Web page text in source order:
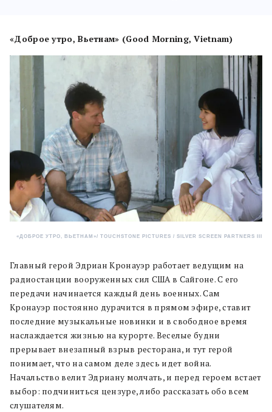
«Доброе утро, Вьетнам» (Good Morning, Vietnam)
«ДОБРОЕ УТРО, ВЬЕТНАМ»/ TOUCHSTONE PICTURES / SILVER SCREEN PARTNERS III
Главный герой Эдриан Кронауэр работает ведущим на
радиостанции вооруженных сил США в Сайгоне. С его
передачи начинается каждый день военных. Сам
Кронауэр постоянно дурачится в прямом эфире, ставит
последние музыкальные новинки и в свободное время
наслаждается жизнью на курорте. Веселые будни
прерывает внезапный взрыв ресторана, и тут герой
понимает, что на самом деле здесь идет война.
Начальство велит Эдриану молчать, и перед героем встает
выбор: подчиниться цензуре, либо рассказать обо всем
слушателям.